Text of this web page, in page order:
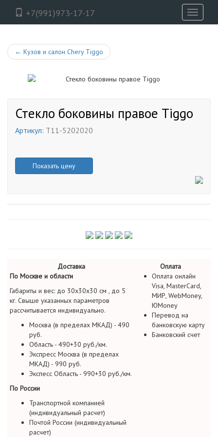
+7(991)973-17-17
Toggle
← Кузов и салон Chery Tiggo
Стекло боковины правое Tiggo
Артикул: T11-5202020
Показать цену
Доставка
Оплата
По Москве и области
Габариты и вес: до 30х30х30 см , до 5
кг. Свыше указанных параметров
рассчитывается индивидуально.
Москва (в пределах МКАД) - 490
руб.
Область - 490+30 руб./км.
Экспресс Москва (в пределах
МКАД) - 990 руб.
Экспесс Область - 990+30 руб./км.
По России
Транспортной компанией
(индивидуальный расчет)
Почтой России (индивидуальный
расчет)
Оплата онлайн
Visa, MasterCard,
МИР, WebMoney,
ЮMoney
Перевод на
банковскую карту
Банковский счет